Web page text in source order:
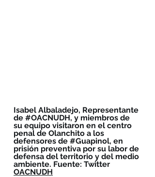
Isabel Albaladejo, Representante
de #OACNUDH, y miembros de
su equipo visitaron en el centro
penal de Olanchito a los
defensores de #Guapinol, en
prisión preventiva por su labor de
defensa del territorio y del medio
ambiente. Fuente: Twitter
OACNUDH